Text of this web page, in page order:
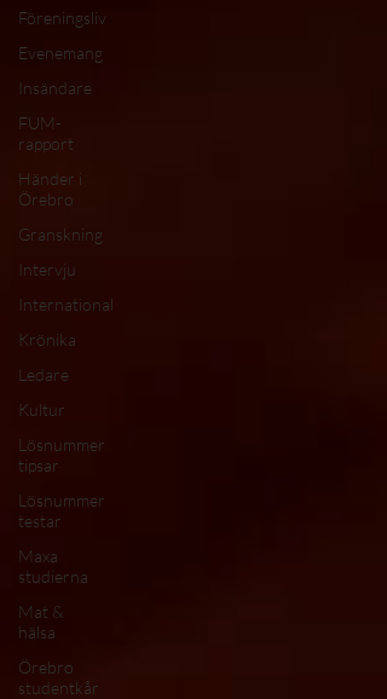
Föreningsliv
Evenemang
Insändare
FUM-
rapport
Händer i
Örebro
Granskning
Intervju
International
Krönika
Ledare
Kultur
Lösnummer
tipsar
Lösnummer
testar
Maxa
studierna
Mat &
hälsa
Örebro
studentkår